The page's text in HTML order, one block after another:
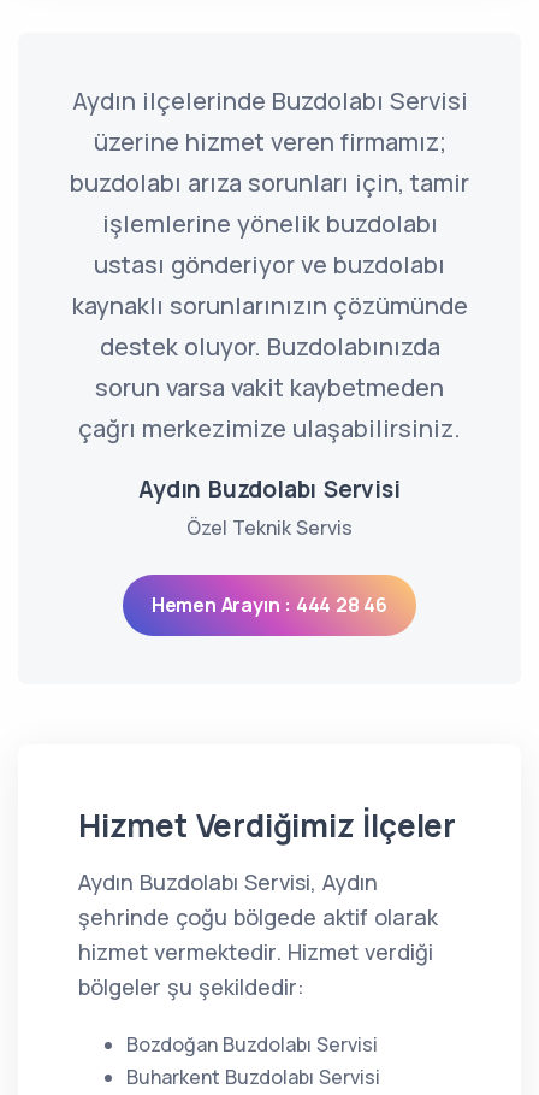
Aydın ilçelerinde Buzdolabı Servisi
üzerine hizmet veren firmamız;
buzdolabı arıza sorunları için, tamir
işlemlerine yönelik buzdolabı
ustası gönderiyor ve buzdolabı
kaynaklı sorunlarınızın çözümünde
destek oluyor. Buzdolabınızda
sorun varsa vakit kaybetmeden
çağrı merkezimize ulaşabilirsiniz.
Aydın Buzdolabı Servisi
Özel Teknik Servis
Hemen Arayın : 444 28 46
Hizmet Verdiğimiz İlçeler
Aydın Buzdolabı Servisi, Aydın
şehrinde çoğu bölgede aktif olarak
hizmet vermektedir. Hizmet verdiği
bölgeler şu şekildedir:
Bozdoğan Buzdolabı Servisi
Buharkent Buzdolabı Servisi